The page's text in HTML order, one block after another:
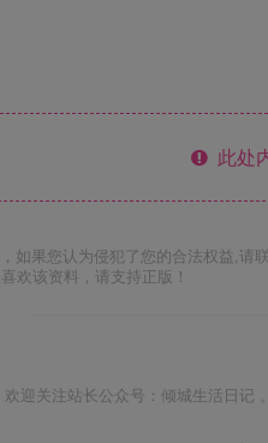
此处
如果您认为侵犯了您的合法权益,
欢该资料，请支持正版！
欢迎关注站长公众号：倾城生活日记